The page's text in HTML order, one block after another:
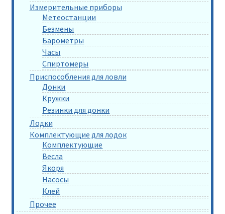
Измерительные приборы
Метеостанции
Безмены
Барометры
Часы
Спиртомеры
Приспособления для ловли
Донки
Кружки
Резинки для донки
Лодки
Комплектующие для лодок
Комплектующие
Весла
Якоря
Насосы
Клей
Прочее